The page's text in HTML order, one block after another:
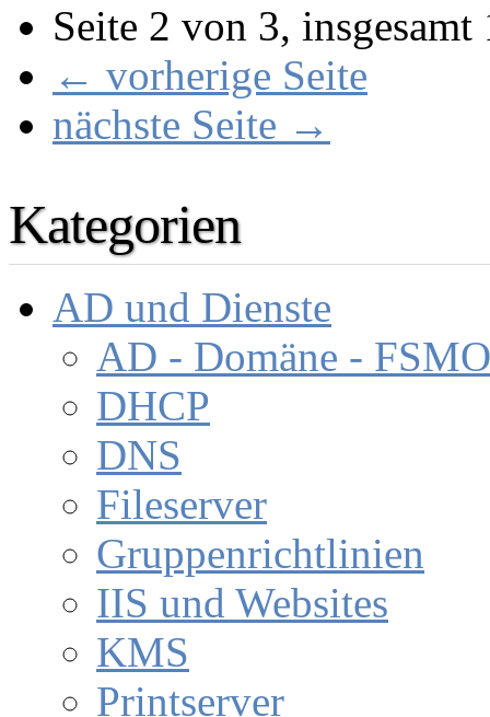
Seite 2 von 3, insgesamt
← vorherige Seite
nächste Seite →
Kategorien
AD und Dienste
AD - Domäne - FSMO
DHCP
DNS
Fileserver
Gruppenrichtlinien
IIS und Websites
KMS
Printserver